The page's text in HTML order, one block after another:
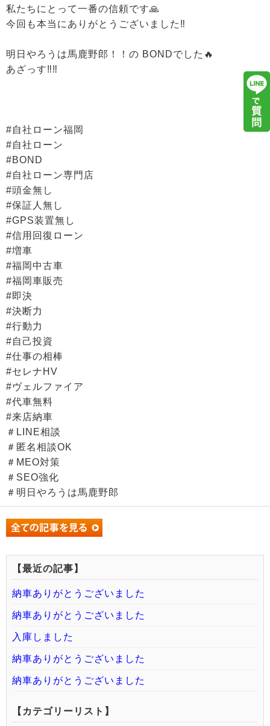
私たちにとって一番の信頼です🙏
今回も本当にありがとうございました‼️
明日やろうは馬鹿野郎！！の BONDでした🔥
あざっす‼️‼️
#自社ローン福岡
#自社ローン
#BOND
#自社ローン専門店
#頭金無し
#保証人無し
#GPS装置無し
#信用回復ローン
#増車
#福岡中古車
#福岡車販売
#即決
#決断力
#行動力
#自己投資
#仕事の相棒
#セレナHV
#ヴェルファイア
#代車無料
#来店納車
＃LINE相談
＃匿名相談OK
＃MEO対策
＃SEO強化
＃明日やろうは馬鹿野郎
【最近の記事】
納車ありがとうございました
納車ありがとうございました
入庫しました
納車ありがとうございました
納車ありがとうございました
【カテゴリーリスト】